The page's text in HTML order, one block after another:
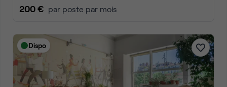
200 € par poste par mois
Dispo